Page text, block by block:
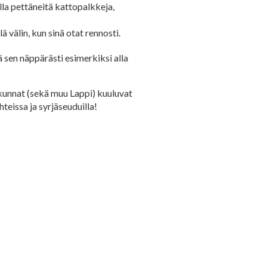
pettäneitä kattopalkkeja,
välin, kun sinä otat rennosti.
näppärästi esimerkiksi alla
(sekä muu Lappi) kuuluvat
ja syrjäseuduilla!